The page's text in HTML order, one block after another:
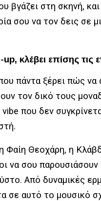
βγάζει στη σκηνή,
σου να τον δεις σε
up, κλέβει επίσης τις
πάντα ξέρει πώς να
τον δικό τους
vibe που δεν
Φαίη Θεοχάρη, η
να σου
Από δυναμικές
σε αυτό το μουσικό